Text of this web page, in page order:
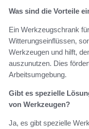
Was sind die Vorteile
Ein Werkzeugschrank
Witterungseinflüssen,
Werkzeugen und hilft,
auszunutzen. Dies
Arbeitsumgebung.
Gibt es spezielle
von Werkzeugen?
Ja, es gibt spezielle